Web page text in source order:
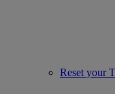
Reset your